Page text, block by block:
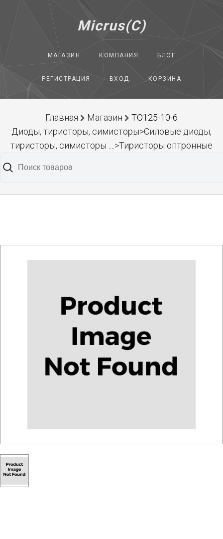
Micrus(C)
МАГАЗИН КОМПАНИЯ БЛОГ
РЕГИСТРАЦИЯ ВХОД КОРЗИНА
Главная Магазин
ТО125-10-6
Диоды, тиристоры, симисторы>Силовые диоды,
тиристоры, симисторы ....>Тиристоры оптронные